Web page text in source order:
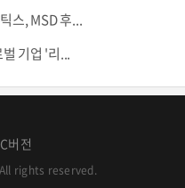
스, MSD 후...
기업 '리...
버전
rights reserved.